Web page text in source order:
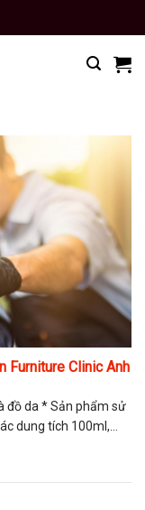
Furniture Clinic Anh
đồ da * Sản phẩm sử
dung tích 100ml,